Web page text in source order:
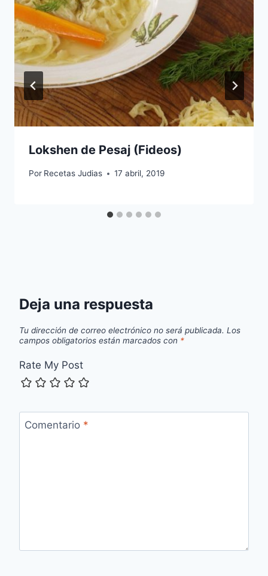
Lokshen de Pesaj (Fideos)
Por Recetas Judias 17 abril, 2019
Deja una respuesta
Tu dirección de correo electrónico no será publicada. Los
campos obligatorios están marcados con *
Rate My Post
Comentario *